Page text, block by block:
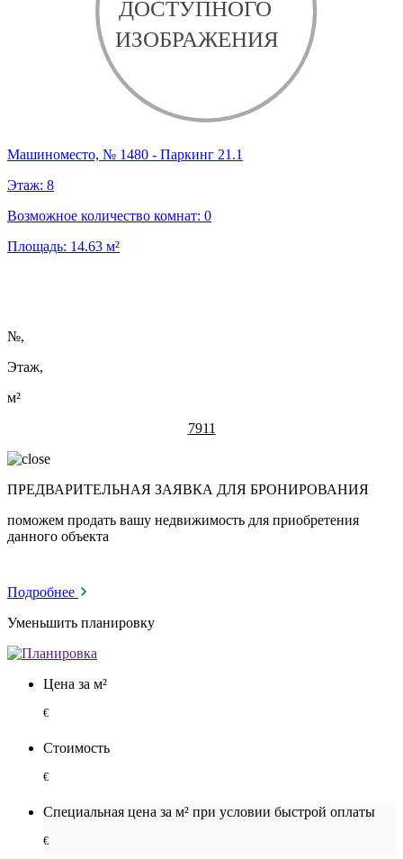
Машиноместо, № 1480 - Паркинг 21.1
Этаж: 8
Возможное количество комнат: 0
Площадь: 14.63 м²
№,
Этаж,
м²
7911
ПРЕДВАРИТЕЛЬНАЯ ЗАЯВКА ДЛЯ БРОНИРОВАНИЯ
поможем продать вашу недвижимость для приобретения
данного объекта
Подробнее
Уменьшить планировку
Цена за м²
€
Стоимость
€
Специальная цена за м² при условии быстрой оплаты
€